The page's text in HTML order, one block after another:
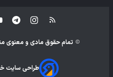
تمام حقوق مادی و معنوی
طراحی سایت